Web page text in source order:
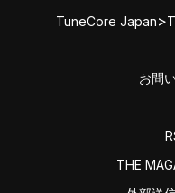
TuneCore Japan>
お問
THE